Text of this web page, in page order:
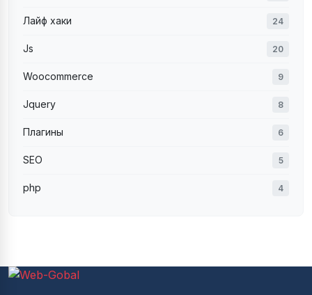
Лайф хаки 24
Js 20
Woocommerce 9
Jquery 8
Плагины 6
SEO 5
php 4